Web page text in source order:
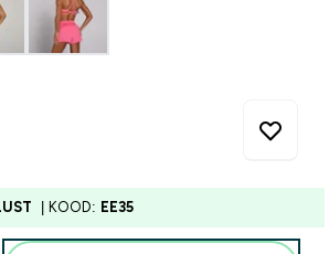
| KOOD: EE35